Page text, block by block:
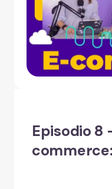
Episodio 8